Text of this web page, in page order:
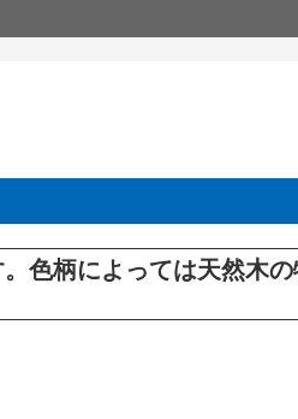
色柄によっては天然木